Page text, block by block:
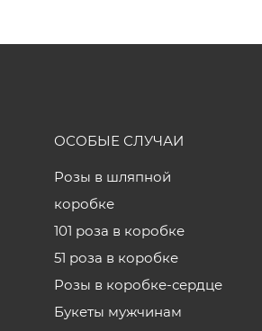
ОСОБЫЕ СЛУЧАИ
Розы в шляпной
коробке
101 роза в коробке
51 роза в коробке
Розы в коробке-сердце
Букеты мужчинам